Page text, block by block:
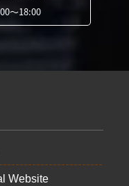
～18:00
Website